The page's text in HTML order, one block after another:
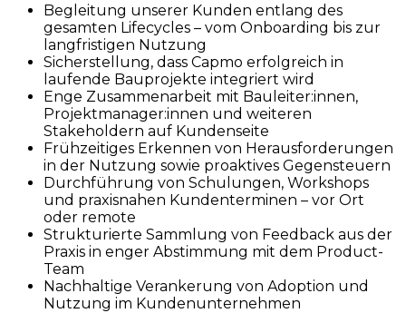
Begleitung unserer Kunden entlang des
gesamten Lifecycles – vom Onboarding bis zur
langfristigen Nutzung
Sicherstellung, dass Capmo erfolgreich in
laufende Bauprojekte integriert wird
Enge Zusammenarbeit mit Bauleiter:innen,
Projektmanager:innen und weiteren
Stakeholdern auf Kundenseite
Frühzeitiges Erkennen von Herausforderungen
in der Nutzung sowie proaktives Gegensteuern
Durchführung von Schulungen, Workshops
und praxisnahen Kundenterminen – vor Ort
oder remote
Strukturierte Sammlung von Feedback aus der
Praxis in enger Abstimmung mit dem Product-
Team
Nachhaltige Verankerung von Adoption und
Nutzung im Kundenunternehmen